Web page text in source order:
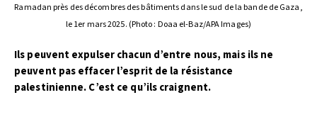
Ramadan près des décombres des bâtiments dans le sud de la bande de Gaza,
le 1er mars 2025. (Photo : Doaa el-Baz/APA Images)
Ils peuvent expulser chacun d’entre nous, mais ils ne
peuvent pas effacer l’esprit de la résistance
palestinienne. C’est ce qu’ils craignent.